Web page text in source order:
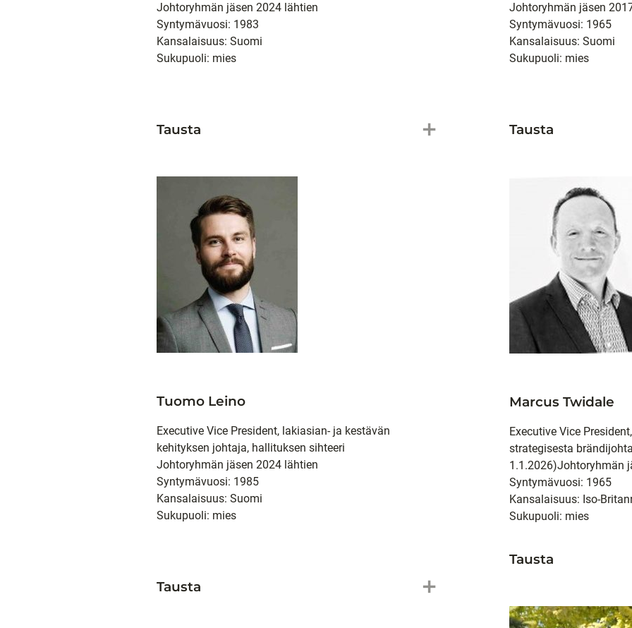
Johtoryhmän jäsen 2024 lähtien
Syntymävuosi: 1983
Kansalaisuus: Suomi
Sukupuoli: mies
Tausta add
Tuomo Leino
Executive Vice President, lakiasian- ja kestävän
kehityksen johtaja, hallituksen sihteeri
Johtoryhmän jäsen 2024 lähtien
Syntymävuosi: 1985
Kansalaisuus: Suomi
Sukupuoli: mies
Tausta add
Johtoryhmän jäsen
Syntymävuosi: 1965
Kansalaisuus: Suomi
Sukupuoli: mies
Tausta
Marcus Twidale
Executive Vice
strategisesta
1.1.2026)Johtoryhmän
Syntymävuosi: 1965
Kansalaisuus: Iso-
Sukupuoli: mies
Tausta